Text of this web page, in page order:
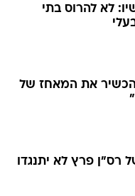
לא להרוס בתי
את המאחז של
רס"ן פרץ לא יתנגדו